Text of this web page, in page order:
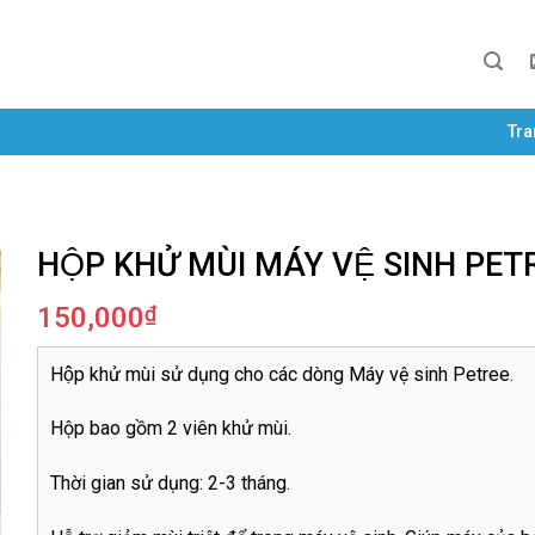
HỘP KHỬ MÙI MÁY VỆ SINH
150,000₫
Hộp khử mùi sử dụng cho các dòng Máy vệ sinh Petree.
Hộp bao gồm 2 viên khử mùi.
Thời gian sử dụng: 2-3 tháng.